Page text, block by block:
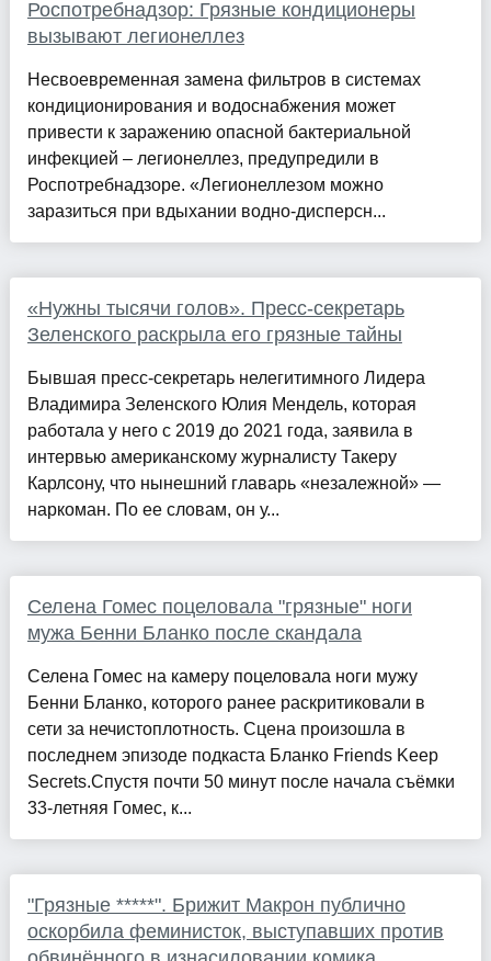
Роспотребнадзор: Грязные кондиционеры
вызывают легионеллез
Несвоевременная замена фильтров в системах
кондиционирования и водоснабжения может
привести к заражению опасной бактериальной
инфекцией – легионеллез, предупредили в
Роспотребнадзоре. «Легионеллезом можно
заразиться при вдыхании водно-дисперсн...
«Нужны тысячи голов». Пресс-секретарь
Зеленского раскрыла его грязные тайны
Бывшая пресс-секретарь нелегитимного Лидера
Владимира Зеленского Юлия Мендель, которая
работала у него с 2019 до 2021 года, заявила в
интервью американскому журналисту Такеру
Карлсону, что нынешний главарь «незалежной» —
наркоман. По ее словам, он у...
Селена Гомес поцеловала "грязные" ноги
мужа Бенни Бланко после скандала
Селена Гомес на камеру поцеловала ноги мужу
Бенни Бланко, которого ранее раскритиковали в
сети за нечистоплотность. Сцена произошла в
последнем эпизоде подкаста Бланко Friends Keep
Secrets.Спустя почти 50 минут после начала съёмки
33-летняя Гомес, к...
"Грязные *****". Брижит Макрон публично
оскорбила феминисток, выступавших против